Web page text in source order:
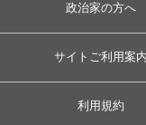
政治家の方へ
サイトご利用案内
利用規約